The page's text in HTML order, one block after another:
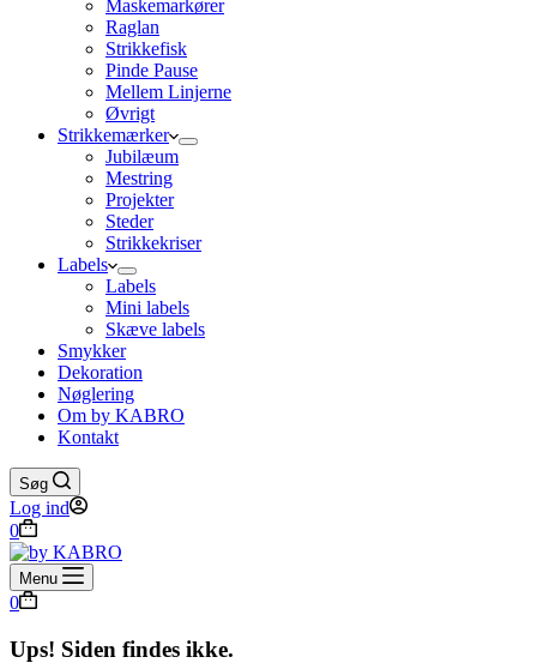
Maskemarkører
Raglan
Strikkefisk
Pinde Pause
Mellem Linjerne
Øvrigt
Strikkemærker
Jubilæum
Mestring
Projekter
Steder
Strikkekriser
Labels
Labels
Mini labels
Skæve labels
Smykker
Dekoration
Nøglering
Om by KABRO
Kontakt
Søg
Log ind
Indkøbskurv
0
Menu
Indkøbskurv
0
Ups! Siden findes ikke.